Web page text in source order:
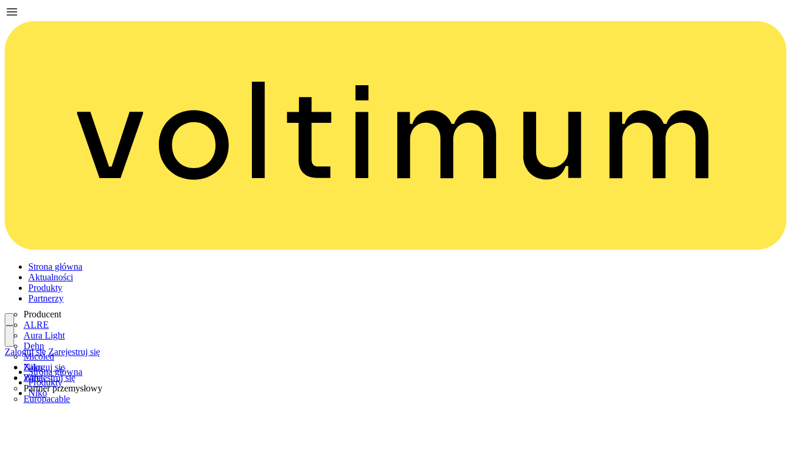
Strona główna
Aktualności
Produkty
Partnerzy
Producent
ALRE
Aura Light
Dehn
Micoled
Niko
Wiha
Partner przemysłowy
Europacable
Zaloguj się
Zarejestruj się
Zaloguj się Zarejestruj się
Strona główna
Produkty
Niko